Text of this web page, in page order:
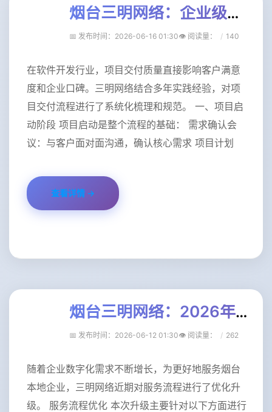
烟台三明网络：企业级项目交付流程规范化实践
📅 发布时间：2026-06-16 01:30👁️ 阅读量： 140
在软件开发行业，项目交付质量直接影响客户满意
度和企业口碑。三明网络结合多年实践经验，对项
目交付流程进行了系统化梳理和规范。 一、项目启
动阶段 项目启动是整个流程的基础： 需求确认会
议：与客户面对面沟通，确认核心需求 项目计划
查看详情 →
烟台三明网络：2026年数字化转型服务升级公告
📅 发布时间：2026-06-12 01:30👁️ 阅读量： 262
随着企业数字化需求不断增长，为更好地服务烟台
本地企业，三明网络近期对服务流程进行了优化升
级。 服务流程优化 本次升级主要针对以下方面进行